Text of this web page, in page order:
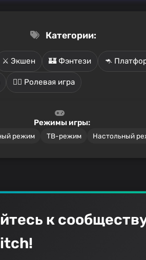
Категории:
⚔️ Экшен 🏰 Фэнтези 🦘
🧙‍♂️ Ролевая игра
Режимы игры:
режим ТВ-режим Настольный
к